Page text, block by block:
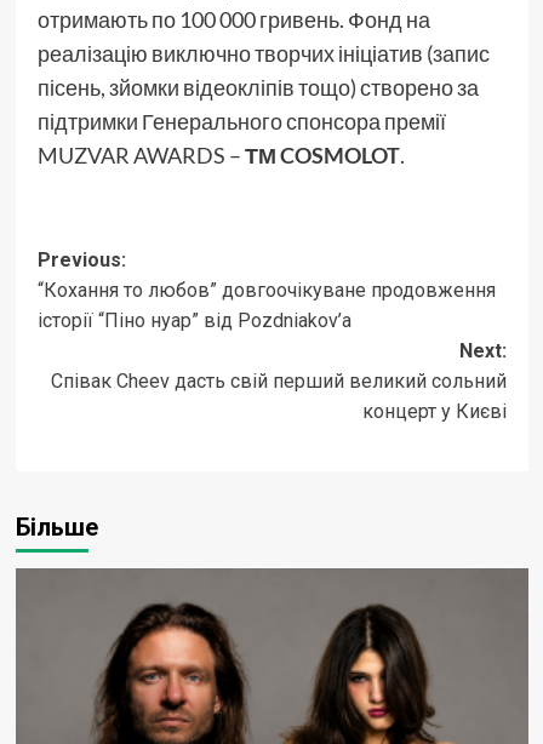
отримають по 100 000 гривень. Фонд на
реалізацію виключно творчих ініціатив (запис
пісень, зйомки відеокліпів тощо) створено за
підтримки Генерального спонсора премії
MUZVAR AWARDS –ТМ COSMOLOT.
Post
navigation
Previous:
“Кохання то любов” довгоочікуване продовження
історії “Піно нуар” від Pozdniakov’а
Next:
Співак Cheev дасть свій перший великий сольний
концерт у Києві
Більше